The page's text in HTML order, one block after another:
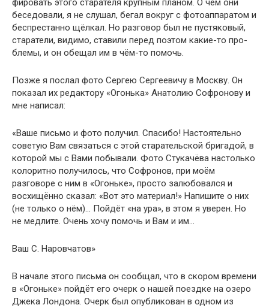
фировать этого старателя крупным планом. О чём они
беседовали, я не слушал, бегал вокруг с фотоаппаратом и
беспрестанно щёлкал. Но разговор был не пустяковый,
старатели, видимо, ставили перед поэтом какие-то про­
блемы, и он обещал им в чём-то помочь.
Позже я послал фото Сергею Сергеевичу в Москву. Он
показал их редактору «Огонька» Анатолию Софронову и
мне написал:
«Ваше письмо и фото получил. Спасибо! Настоятель­но
советую Вам связаться с этой старательской брига­дой, в
которой мы с Вами побывали. Фото Стукачёва настолько
колоритно получилось, что Софронов, при моём
разговоре с ним в «Огоньке», просто залюбовался и
восхищённо сказал: «Вот это материал!» Напиши­те о них
(не только о нём)… Пойдёт «на ура», в этом я уверен. Но
не медлите. Очень хочу помочь и Вам и им…
Ваш С. Наровчатов»
В начале этого письма он сообщал, что в скором вре­мени
в «Огоньке» пойдёт его очерк о нашей поездке на озеро
Джека Лондона. Очерк был опубликован в одном из